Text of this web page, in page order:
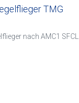
TMG
nach AMC1